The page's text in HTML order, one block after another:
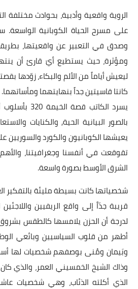
الروية واقعية وأدبية، بحوادث مختلفة
على مسرح الحياة الكوبانية الواسعة.
وصدق في التعبير عن واقعيتها،
ومؤثرة، حيث يستطيع أيّ قارئ أن
ليعيش أياماً من الألم والبكاء، زوّدها
كانتا قاسيتين جداً بنهايتهما ومأساتهما.
يسرد الكاتب
بالصور البيانية الحية, والكنايات
يعيشها الكوبانيون والكورد
تقوقعت في أنفسنا وجغرافيتنا،
الشرق الأوسط بصورة واسعة.
شخصياتها كانت بسيطة مليئة بالتفكير
قريبة جدّاً إلى واقع الريفيين
لدرجة أن الحزن يلامسها كالطقس
أطهر من قلوب السياسيين وبائعي
وبَيمان ومُنى بوصفهم شخصيات لها
وذاك الشيخ الخمسيني العمر، والذي
الذي أكلته الذئاب، وهي شخصيات